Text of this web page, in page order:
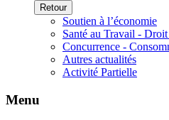
Retour
Soutien à l’économie
Santé au Travail -
Concurrence -
Autres actualités
Activité Partielle
Menu